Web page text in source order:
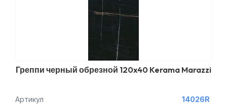
Греппи черный обрезной 120x40 Kerama Marazzi
Артикул
14026R